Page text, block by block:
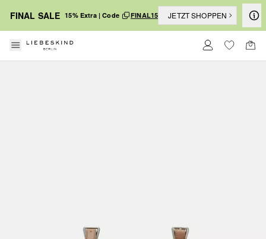
FINAL SALE 15% Extra | Code FINAL15 JETZT SHOPPEN